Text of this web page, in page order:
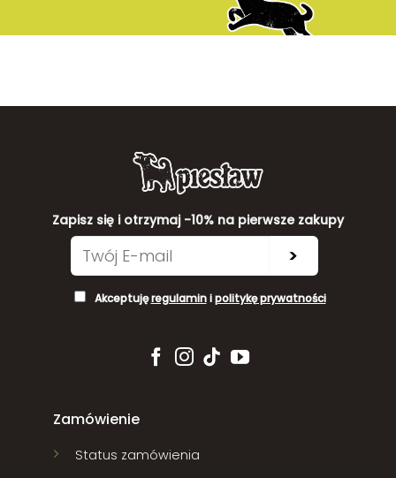
Zapisz się i otrzymaj -10% na pierwsze zakupy
>
Akceptujęregulaminipolitykę prywatności
Zamówienie
Status zamówienia